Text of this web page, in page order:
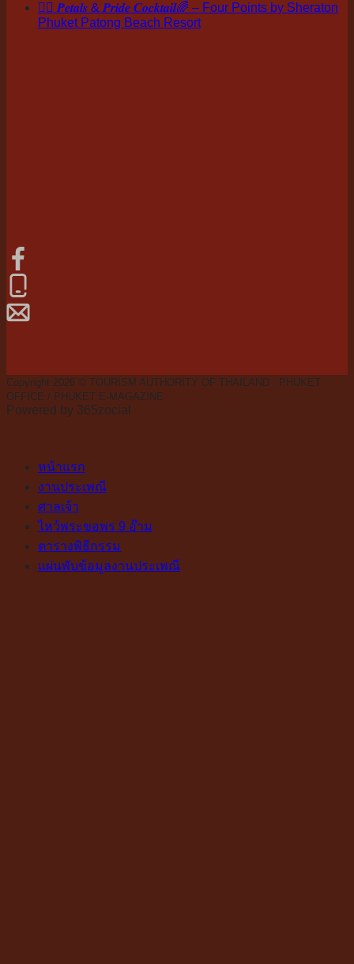
🏳️‍🌈 𝑷𝒆𝒕𝒂𝒍𝒔 & 𝑷𝒓𝒊𝒅𝒆 𝑪𝒐𝒄𝒌𝒕𝒂𝒊𝒍🌈 – Four Points by Sheraton
Phuket Patong Beach Resort
Copyright 2026 © TOURISM AUTHORITY OF THAILAND : PHUKET
OFFICE / PHUKET E-MAGAZINE
Powered by 365zocial
หน้าแรก
งานประเพณี
ศาลเจ้า
ไหว้พระขอพร 9 อ๊าม
ตารางพิธีกรรม
แผ่นพับข้อมูลงานประเพณี